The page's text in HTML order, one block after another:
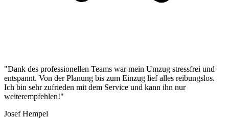
"Dank des professionellen Teams war mein Umzug stressfrei und
entspannt. Von der Planung bis zum Einzug lief alles reibungslos.
Ich bin sehr zufrieden mit dem Service und kann ihn nur
weiterempfehlen!"
Josef Hempel